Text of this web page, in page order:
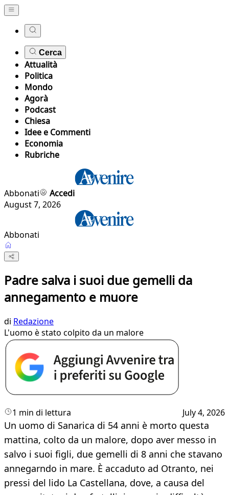
Cerca
Attualità
Politica
Mondo
Agorà
Podcast
Chiesa
Idee e Commenti
Economia
Rubriche
Abbonati
Accedi
August 7, 2026
Abbonati
Padre salva i suoi due gemelli da
annegamento e muore
di Redazione
L'uomo è stato colpito da un malore
1 min di lettura July 4, 2026
Un uomo di Sanarica di 54 anni è morto questa
mattina, colto da un malore, dopo aver messo in
salvo i suoi figli, due gemelli di 8 anni che stavano
annegarndo in mare. È accaduto ad Otranto, nei
pressi del lido La Castellana, dove, a causa del